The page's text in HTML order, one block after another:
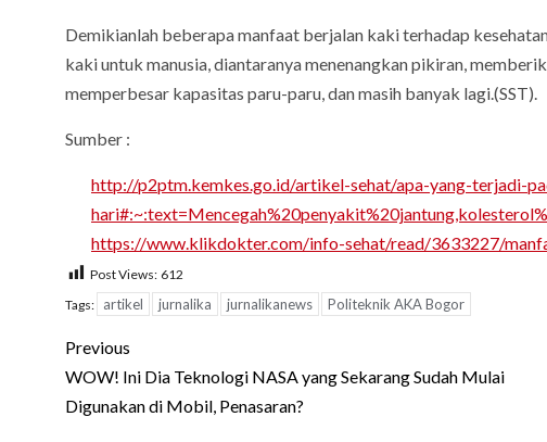
Demikianlah beberapa manfaat berjalan kaki terhadap
kaki untuk manusia, diantaranya menenangkan pikiran,
memperbesar kapasitas paru-paru, dan masih banyak lagi.(SST).
Sumber :
http://p2ptm.kemkes.go.id/artikel-sehat/apa-yang-terjadi-
https://www.klikdokter.com/info-sehat/read/3633227/
Post Views: 612
Tags: artikel jurnalika jurnalikanews Politeknik AKA Bogor
Post
navigation
Previous
WOW! Ini Dia Teknologi NASA yang Sekarang Sudah Mulai
Digunakan di Mobil, Penasaran?